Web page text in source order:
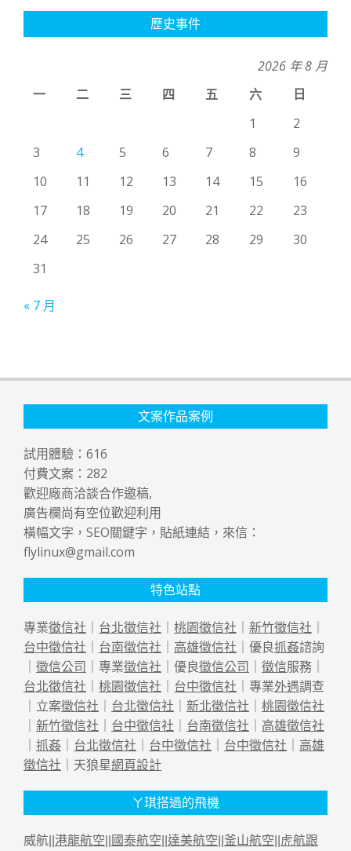
歷史事件
2026 年 8 月
一
二 三 四 五 六
日
1
2
3
4 5 6 7 8
9
10
11 12 13 14 15
16
17
18 19 20 21 22
23
24
25 26 27 28 29
30
31
« 7 月
文案作品案例
試用體驗： 616
付費文案： 282
歡迎廠商洽談合作邀稿,
廣告欄尚有空位歡迎利用
橫幅文字，SEO關鍵字，貼紙連結，來信：
flylinux@gmail.com
特色站點
專業徵信社 ｜ 台北徵信社 ｜ 桃園徵信社 ｜ 新竹徵信社 ｜
台中徵信社 ｜ 台南徵信社 ｜ 高雄徵信社 ｜優良抓姦諮詢
｜ 徵信公司 ｜專業徵信社 ｜優良徵信公司 ｜ 徵信服務｜
台北徵信社 ｜ 桃園徵信社 ｜ 台中徵信社 ｜專業外遇調查
｜立案徵信社 ｜ 台北徵信社 ｜ 新北徵信社 ｜ 桃園徵信社
｜ 新竹徵信社 ｜ 台中徵信社 ｜ 台南徵信社 ｜ 高雄徵信社
｜ 抓姦 ｜ 台北徵信社 ｜ 台中徵信社 ｜ 台中徵信社 ｜ 高雄
徵信社 ｜天狼星網頁設計
ㄚ琪搭過的飛機
威航|| 港龍航空 國泰航空 達美航空 釜山航空 虎航跟